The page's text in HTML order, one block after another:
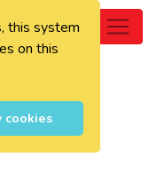
this system
on this
0